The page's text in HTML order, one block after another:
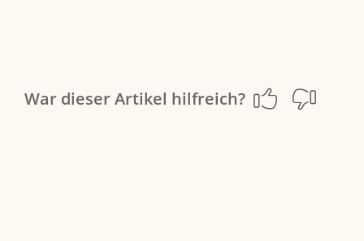
War dieser Artikel hilfreich?